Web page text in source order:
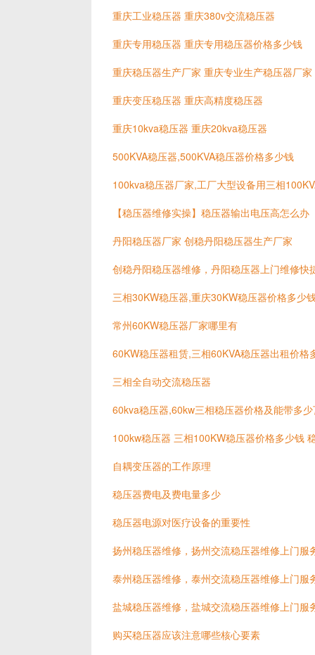
重庆工业稳压器 重庆380v交流稳压器
重庆专用稳压器 重庆专用稳压器价格多少钱
重庆稳压器生产厂家 重庆专业生产稳压器厂家
重庆变压稳压器 重庆高精度稳压器
重庆10kva稳压器 重庆20kva稳压器
500KVA稳压器,500KVA稳压器价格多少钱
100kva稳压器厂家,工厂大型设备用三相
【稳压器维修实操】稳压器输出电压高怎么办
丹阳稳压器厂家 创稳丹阳稳压器生产厂家
创稳丹阳稳压器维修，丹阳稳压器上门维修快
三相30KW稳压器,重庆30KW稳压器价格多少
常州60KW稳压器厂家哪里有
60KW稳压器租赁,三相60KVA稳压器出租价格
三相全自动交流稳压器
60kva稳压器,60kw三相稳压器价格及能带多
100kw稳压器 三相100KW稳压器价格多少钱
自耦变压器的工作原理
稳压器费电及费电量多少
稳压器电源对医疗设备的重要性
扬州稳压器维修，扬州交流稳压器维修上门服
泰州稳压器维修，泰州交流稳压器维修上门服
盐城稳压器维修，盐城交流稳压器维修上门服
购买稳压器应该注意哪些核心要素